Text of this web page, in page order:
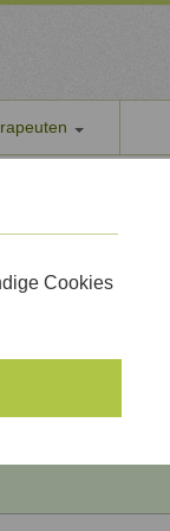
Cookies
Wir